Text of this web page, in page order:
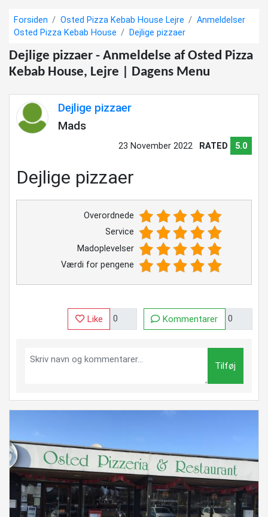
Forsiden Osted Pizza Kebab House Lejre
Anmeldelser
Osted Pizza Kebab House
Dejlige pizzaer
Dejlige pizzaer - Anmeldelse af Osted Pizza
Kebab House, Lejre | Dagens Menu
Dejlige pizzaer
Mads
23 November 2022 RATED 5.0
Dejlige pizzaer
Overordnede
Service
Madoplevelser
Værdi for pengene
Like Kommentarer
Tilføj